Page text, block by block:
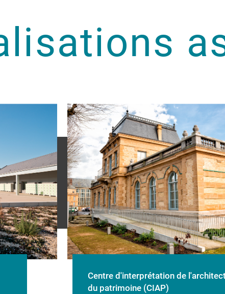
Centre d'interprétation de
du patrimoine (CIAP)